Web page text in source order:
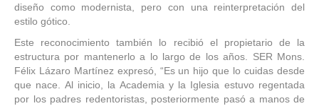
diseño como modernista, pero con una reinterpretación del
estilo gótico.
Este reconocimiento también lo recibió el propietario de la
estructura por mantenerlo a lo largo de los años. SER Mons.
Félix Lázaro Martínez expresó, “Es un hijo que lo cuidas desde
que nace. Al inicio, la Academia y la Iglesia estuvo regentada
por los padres redentoristas, posteriormente pasó a manos de